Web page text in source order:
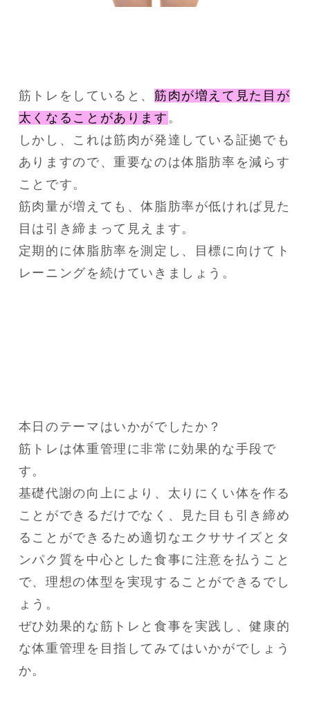
筋トレをしていると、 筋肉が増えて見た目が
太くなることがあります 。
しかし、これは筋肉が発達している証拠でも
ありますので、重要なのは体脂肪率を減らす
ことです。
筋肉量が増えても、体脂肪率が低ければ見た
目は引き締まって見えます。
定期的に体脂肪率を測定し、目標に向けてト
レーニングを続けていきましょう。
本日のテーマはいかがでしたか？
筋トレは体重管理に非常に効果的な手段で
す。
基礎代謝の向上により、太りにくい体を作る
ことができるだけでなく、見た目も引き締め
ることができるため適切なエクササイズとタ
ンパク質を中心とした食事に注意を払うこと
で、理想の体型を実現することができるでし
ょう。
ぜひ効果的な筋トレと食事を実践し、健康的
な体重管理を目指してみてはいかがでしょう
か。